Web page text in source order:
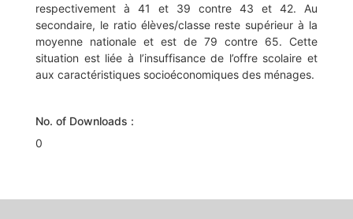
respectivement à 41 et 39 contre 43 et 42. Au
secondaire, le ratio élèves/classe reste supérieur à la
moyenne nationale et est de 79 contre 65. Cette
situation est liée à l’insuffisance de l’offre scolaire et
aux caractéristiques socioéconomiques des ménages.
No. of Downloads :
0